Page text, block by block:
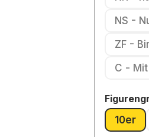
NS -
ZF -
C -
10er